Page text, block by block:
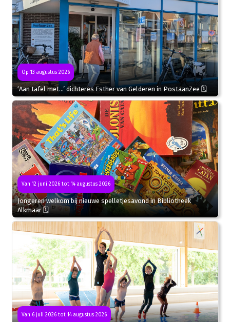
Op 13 augustus 2026
‘Aan tafel met…’ dichteres Esther van Gelderen in PostaanZee 🗓
Van 12 juni 2026 tot 14 augustus 2026
Jongeren welkom bij nieuwe spelletjesavond in Bibliotheek
Alkmaar 🗓
Van 6 juli 2026 tot 14 augustus 2026